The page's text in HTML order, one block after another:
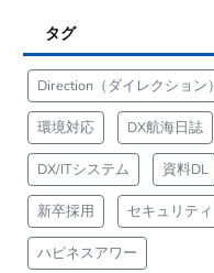
タグ
Direction（ダイレクション）
環境対応 DX航海日誌
DX/ITシステム 資料DL
新卒採用 セキュリティ
ハピネスアワー